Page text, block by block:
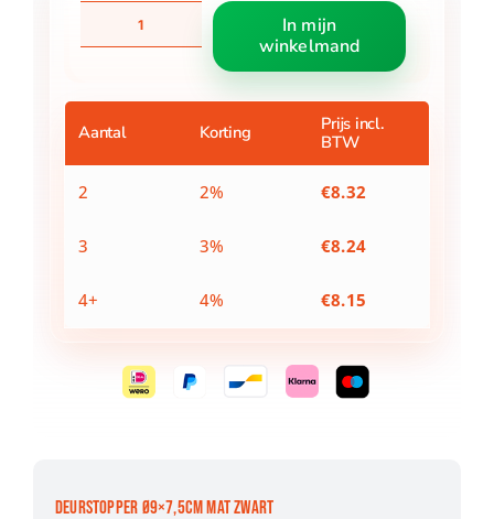
Deurstopper
Ø9x7,5cm
aantal
In mijn
winkelmand
Aantal Korting
Prijs incl.
BTW
2 2% €8.32
3 3% €8.24
4+ 4% €8.15
DEURSTOPPER Ø9×7,5CM MAT ZWART